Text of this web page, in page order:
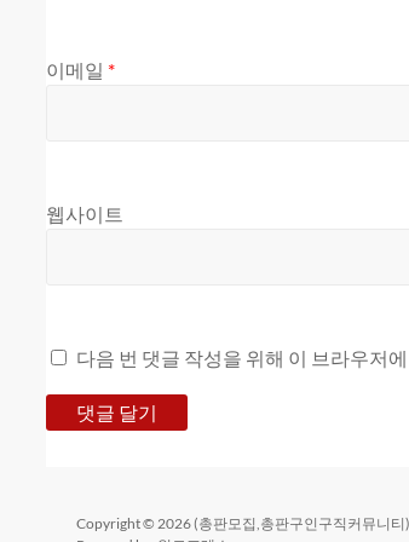
이메일 *
웹사이트
다음 번 댓글 작성을 위해 이 브라우저
Copyright © 2026(총판모집,총판구인구직커뮤니티